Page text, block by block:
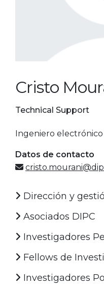
Cristo
Technical Support
Ingeniero electrónico
Datos de contacto
Dirección y
Asociados DIPC
Investigadores
Fellows de
Investigadores